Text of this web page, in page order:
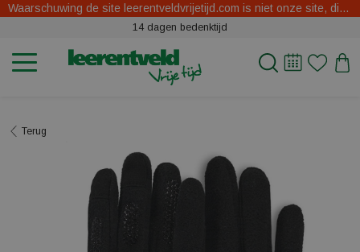
Waarschuwing de site leerentveldvrijetijd.com is niet onze site, dit zijn oplichters.
14 dagen bedenktijd
Terug